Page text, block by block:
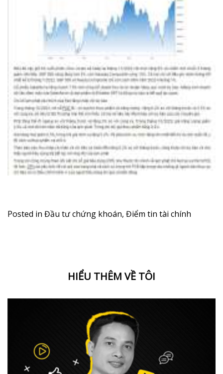
Posted in Đầu tư chứng khoán, Điểm tin tài chính
HIỂU THÊM VỀ TÔI